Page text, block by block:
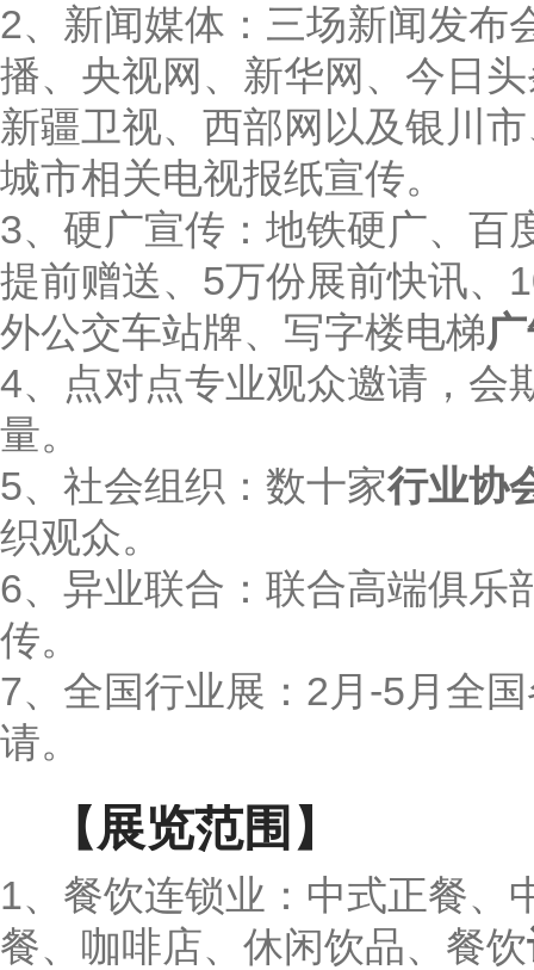
2、新闻媒体：三场新闻发布
播、央视网、新华网、今日
新疆卫视、西部网以及银川
城市相关电视报纸宣传。
3、硬广宣传：地铁硬广、百
提前赠送、5万份展前快讯、
外公交车站牌、写字楼电梯
4、点对点专业观众邀请，会
量。
5、社会组织：数十家行业协
织观众。
6、异业联合：联合高端俱乐
传。
7、全国行业展：2月-5月全
请。
【展览范围】
1、餐饮连锁业：中式正餐、
餐、咖啡店、休闲饮品、餐饮